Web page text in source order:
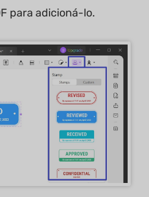
para adicioná-lo.